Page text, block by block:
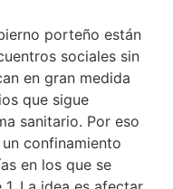
porteño están
sociales sin
en gran medida
que sigue
sanitario. Por eso
confinamiento
en los que se